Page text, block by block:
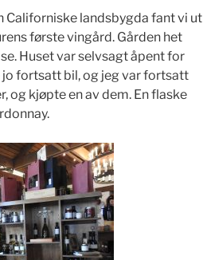
Californiske landsbygda fant vi ut
første vingård. Gården het
Huset var selvsagt åpent for
fortsatt bil, og jeg var fortsatt
og kjøpte en av dem. En flaske